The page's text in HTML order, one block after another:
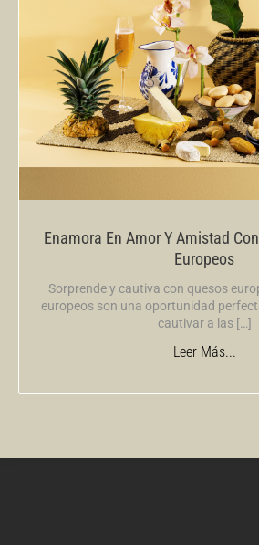
Enamora En Amor Y Amistad
Europeos
Sorprende y cautiva con quesos
europeos son una oportunidad
cautivar a las […]
Leer Más...